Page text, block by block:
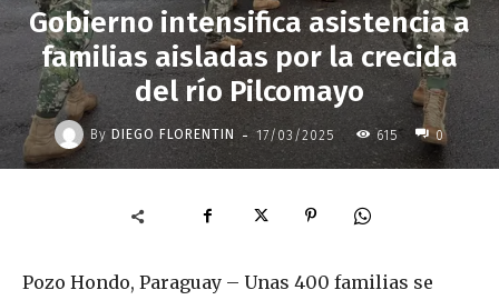
Gobierno intensifica asistencia a
familias aisladas por la crecida
del río Pilcomayo
By DIEGO FLORENTIN - 17/03/2025 615 0
Pozo Hondo, Paraguay – Unas 400 familias se